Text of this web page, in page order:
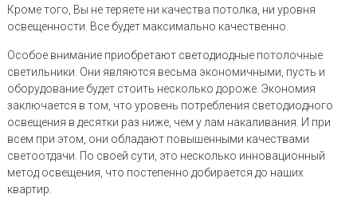
Кроме того, Вы не теряете ни качества потолка, ни уровня
освещенности. Все будет максимально качественно.
Особое внимание приобретают светодиодные потолочные
светильники. Они являются весьма экономичными, пусть и
оборудование будет стоить несколько дороже. Экономия
заключается в том, что уровень потребления светодиодного
освещения в десятки раз ниже, чем у лам накаливания. И при
всем при этом, они обладают повышенными качествами
светоотдачи. По своей сути, это несколько инновационный
метод освещения, что постепенно добирается до наших
квартир.